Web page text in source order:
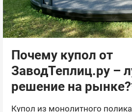
Почему купол от
ЗаводТеплиц.ру –
решение на
Купол из монолитного